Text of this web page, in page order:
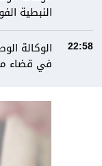
النبطية
22:58
الوكالة
في قضاء